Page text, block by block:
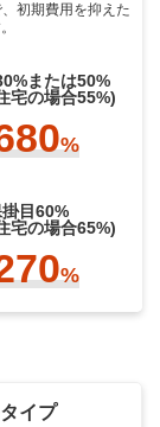
初期費用を抑えた
または50%
宅の場合55%)
%
目60%
宅の場合65%)
%
タイプ